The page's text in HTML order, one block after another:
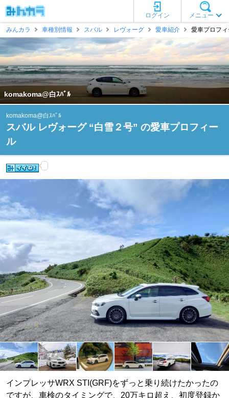
メニュー
ログイン
みんカラ
車種別情報 スバル レヴォーグ 愛車紹介 愛車プロフ
komakoma@白ｽﾊﾞﾙ
komakoma@白ｽﾊﾞﾙ
スバル レヴォーグ “白雪２号” の愛車プロフィー
ル
インプレッサWRX STI(GRF)をずっと乗り続けたかったの
ですが、車検のタイミングで、20万キロ超え、初度登録か